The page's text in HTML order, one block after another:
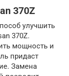
370Z
улучшить
370Z.
мощность и
придаст
Замена